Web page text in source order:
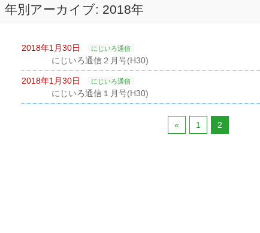
年別アーカイブ: 2018年
2018年1月30日 にじいろ通信
にじいろ通信２月号(H30)
2018年1月30日 にじいろ通信
にじいろ通信１月号(H30)
« 1 2